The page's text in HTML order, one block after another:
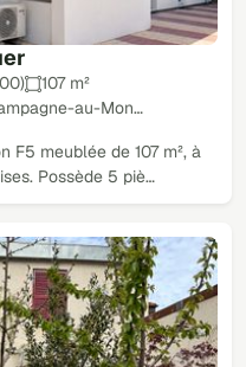
107 m²
au-Mon…
F5 meublée de 107 m², à
Possède 5 piè…